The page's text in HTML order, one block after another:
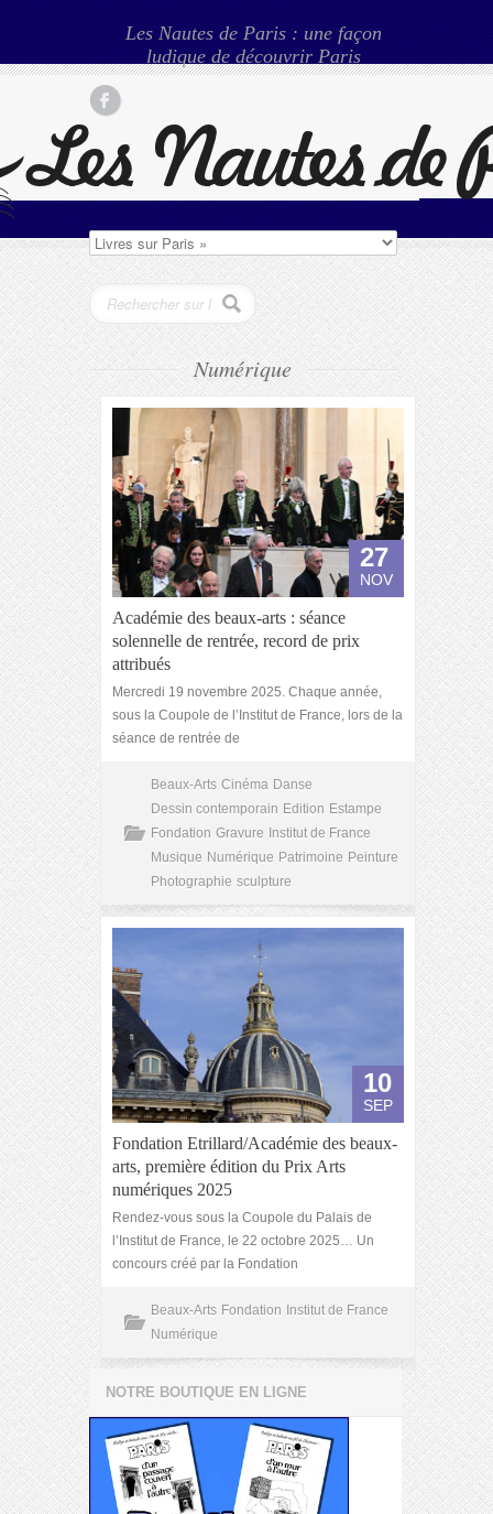
Les Nautes de Paris : une façon
ludique de découvrir Paris
Numérique
27
NOV
Académie des beaux-arts : séance
solennelle de rentrée, record de prix
attribués
Mercredi 19 novembre 2025. Chaque année,
sous la Coupole de l’Institut de France, lors de la
séance de rentrée de
Beaux-Arts Cinéma Danse
Dessin contemporain Edition Estampe
Fondation Gravure
Institut de France
Musique Numérique Patrimoine Peinture
Photographie sculpture
10
SEP
Fondation Etrillard/Académie des beaux-
arts, première édition du Prix Arts
numériques 2025
Rendez-vous sous la Coupole du Palais de
l’Institut de France, le 22 octobre 2025… Un
concours créé par la Fondation
Beaux-Arts Fondation
Institut de France
Numérique
NOTRE BOUTIQUE EN LIGNE